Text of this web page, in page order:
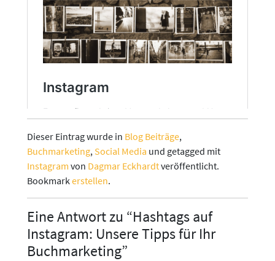
Dieser Eintrag wurde in Blog Beiträge,
Buchmarketing, Social Media und getagged mit
Instagram von Dagmar Eckhardtveröffentlicht.
Bookmarkerstellen.
Eine Antwort zu “Hashtags auf
Instagram: Unsere Tipps für Ihr
Buchmarketing”